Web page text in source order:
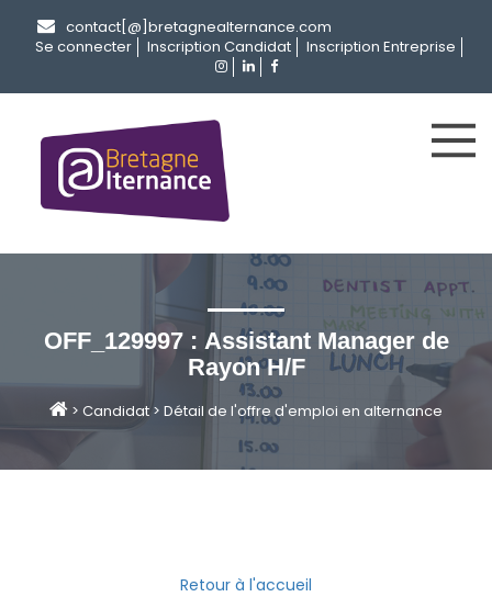
contact[@]bretagnealternance.com
Se connecter
Inscription Candidat Inscription Entreprise
OFF_129997 : Assistant Manager de
Rayon H/F
> Candidat > Détail de l'offre d'emploi en alternance
Retour à l'accueil